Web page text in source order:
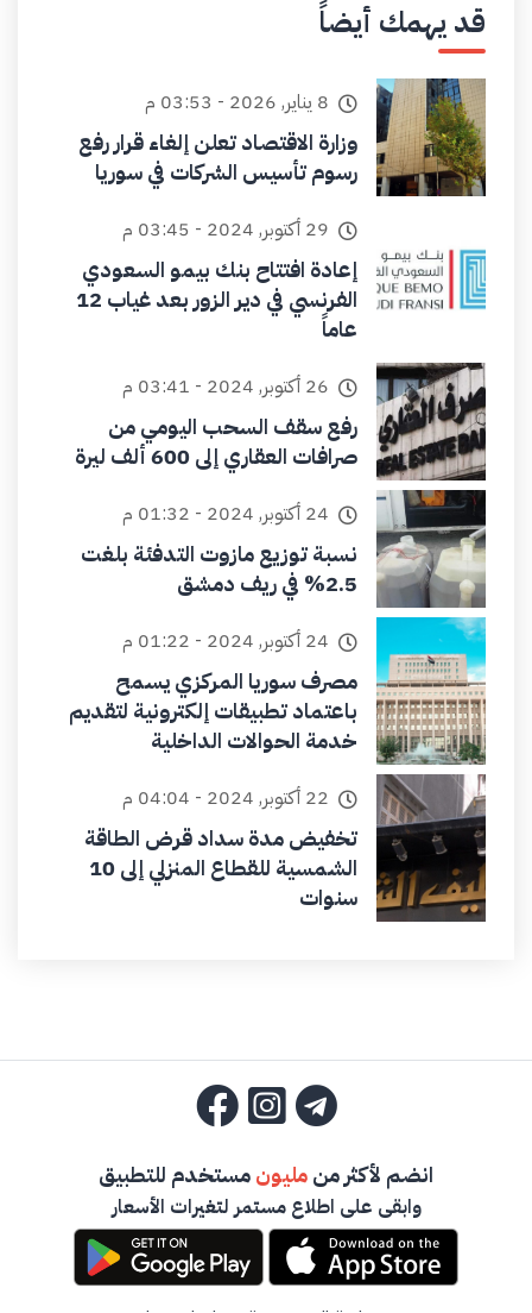
قد يهمك أيضاً
8 يناير, 2026 - 03:53 م
وزارة الاقتصاد تعلن إلغاء قرار رفع
رسوم تأسيس الشركات في سوريا
29 أكتوبر, 2024 - 03:45 م
إعادة افتتاح بنك بيمو السعودي
الفرنسي في دير الزور بعد غياب 12
عاماً
26 أكتوبر, 2024 - 03:41 م
رفع سقف السحب اليومي من
صرافات العقاري إلى 600 ألف ليرة
24 أكتوبر, 2024 - 01:32 م
نسبة توزيع مازوت التدفئة بلغت
2.5% في ريف دمشق
24 أكتوبر, 2024 - 01:22 م
مصرف سوريا المركزي يسمح
باعتماد تطبيقات إلكترونية لتقديم
خدمة الحوالات الداخلية
22 أكتوبر, 2024 - 04:04 م
تخفيض مدة سداد قرض الطاقة
الشمسية للقطاع المنزلي إلى 10
سنوات
انضم لأكثر منمليونمستخدم للتطبيق
وابقى على اطلاع مستمر لتغيرات الأسعار